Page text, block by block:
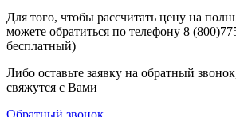
Для того, чтобы рассчитать цену на
можете обратиться по телефону 8
бесплатный)
Либо оставьте заявку на обратный
свяжутся с Вами